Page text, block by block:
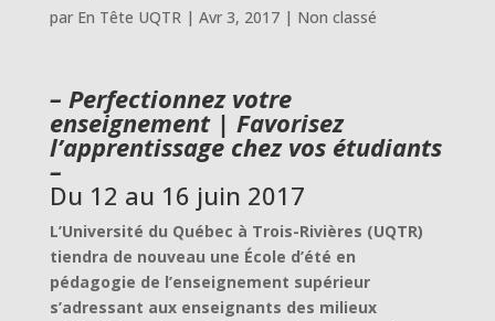
par En Tête UQTR| Avr 3, 2017| Non classé
– Perfectionnez votre
enseignement | Favorisez
l’apprentissage chez vos étudiants
–
Du 12 au 16 juin 2017
L’Université du Québec à Trois-Rivières (UQTR)
tiendra de nouveau une École d’été en
pédagogie de l’enseignement supérieur
s’adressant aux enseignants des milieux